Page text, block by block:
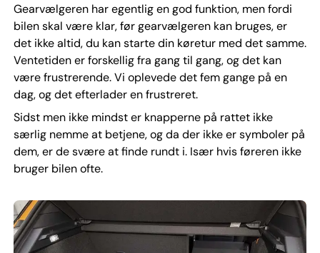
Gearvælgeren har egentlig en god funktion, men fordi
bilen skal være klar, før gearvælgeren kan bruges, er
det ikke altid, du kan starte din køretur med det samme.
Ventetiden er forskellig fra gang til gang, og det kan
være frustrerende. Vi oplevede det fem gange på en
dag, og det efterlader en frustreret.
Sidst men ikke mindst er knapperne på rattet ikke
særlig nemme at betjene, og da der ikke er symboler på
dem, er de svære at finde rundt i. Især hvis føreren ikke
bruger bilen ofte.